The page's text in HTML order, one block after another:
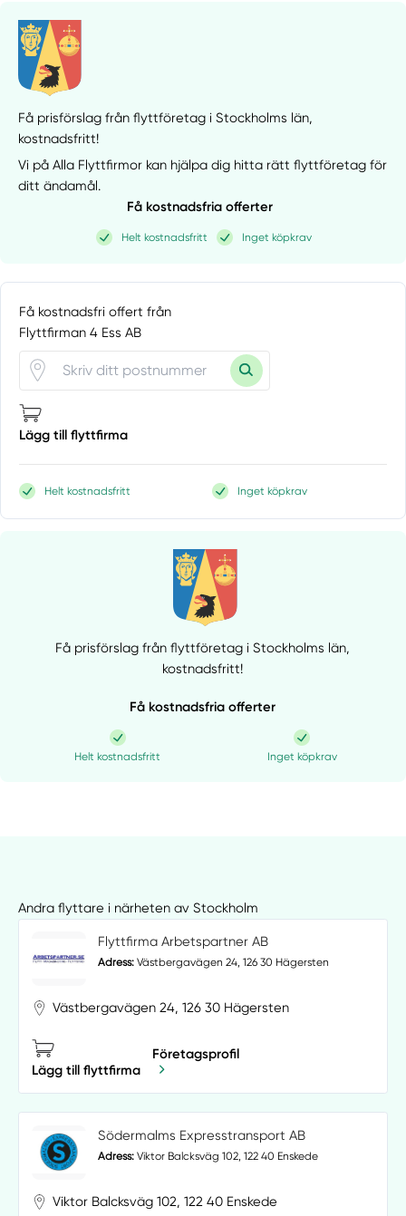
Få prisförslag från flyttföretag i Stockholms län,
kostnadsfritt!
Vi på Alla Flyttfirmor kan hjälpa dig hitta rätt flyttföretag för
ditt ändamål.
Få kostnadsfria offerter
Helt kostnadsfritt Inget köpkrav
Få kostnadsfri offert från
Flyttfirman 4 Ess AB
Lägg till flyttfirma
Helt kostnadsfritt Inget köpkrav
Få prisförslag från flyttföretag i Stockholms län,
kostnadsfritt!
Få kostnadsfria offerter
Helt kostnadsfritt Inget köpkrav
Andra flyttare i närheten av Stockholm
Flyttfirma Arbetspartner AB
Adress: Västbergavägen 24, 126 30 Hägersten
Västbergavägen 24, 126 30 Hägersten
Lägg till flyttfirma
Företagsprofil
Södermalms Expresstransport AB
Adress: Viktor Balcksväg 102, 122 40 Enskede
Viktor Balcksväg 102, 122 40 Enskede